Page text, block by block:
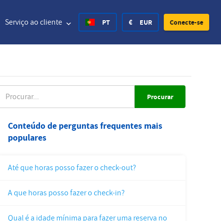
Serviço ao cliente PT
Español
€ EUR
Krone
Krone Poland Zloty
Conecte-se
Conteúdo de perguntas frequentes mais
populares
Até que horas posso fazer o check-out?
A que horas posso fazer o check-in?
Qual é a idade mínima para fazer uma reserva no